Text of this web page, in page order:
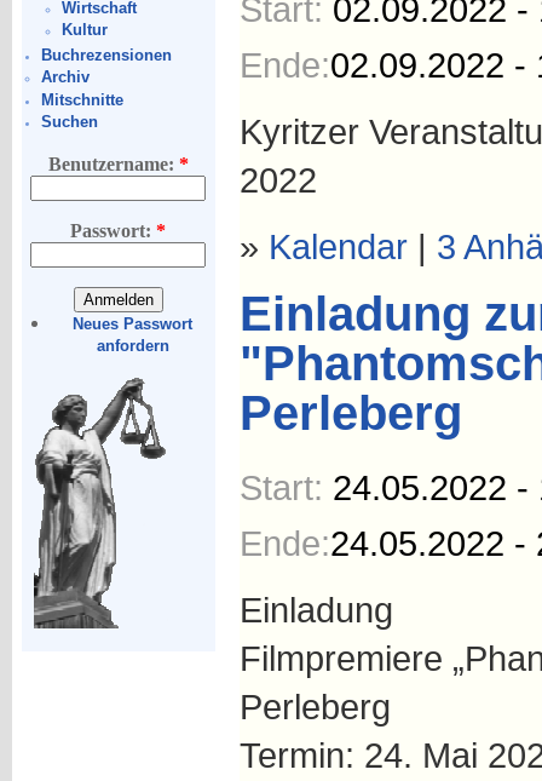
Wirtschaft
Kultur
Buchrezensionen
Archiv
Mitschnitte
Suchen
Benutzername: *
Passwort:*
Neues Passwort
anfordern
Start: 02.09.2022 -
Ende:02.09.2022 -
Kyritzer
2022
» Kalendar| 3
Einladung
Perleberg
Start: 24.05.2022 -
Ende:24.05.2022 -
Einladung
Filmpremiere
Perleberg
Termin: 24. Mai